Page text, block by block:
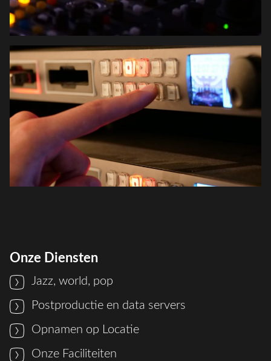
Onze Diensten
Jazz, world, pop
Postproductie en data servers
Opnamen op Locatie
Onze Faciliteiten